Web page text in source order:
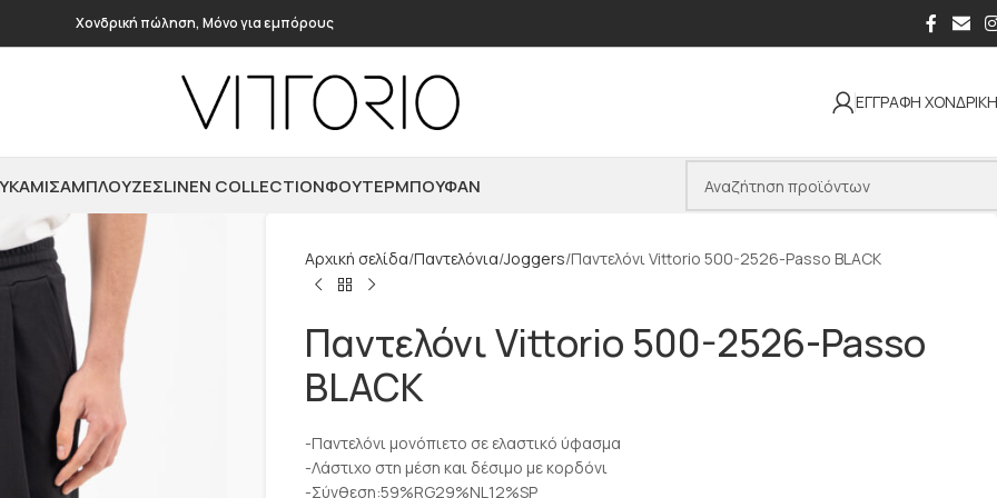
Χονδρική πώληση, Μόνο για εμπόρους
ΕΓΓΡΑΦΗ
ΜΠΛΟΎΖΕΣLINEN COLLECTIONΦΟΎΤΕΡΜΠΟΥΦΆΝ
Αρχική σελίδα Παντελόνια Joggers Παντελόνι Vittorio 500-2526-Passo BLACK
Παντελόνι Vittorio 500-2526-Passo
BLACK
-Παντελόνι μονόπιετο σε ελαστικό ύφασμα
-Λάστιχο στη μέση και δέσιμο με κορδόνι
-Σύνθεση:59%RG29%NL12%SP